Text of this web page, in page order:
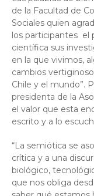
de la Facultad de
Sociales quien
los participantes el
científica sus
en la que vivimos,
cambios
Chile y el mundo”.
presidenta de la
el valor que esta
escrito y a lo
“La semiótica se
crítica y a una
biológico,
que nos obliga